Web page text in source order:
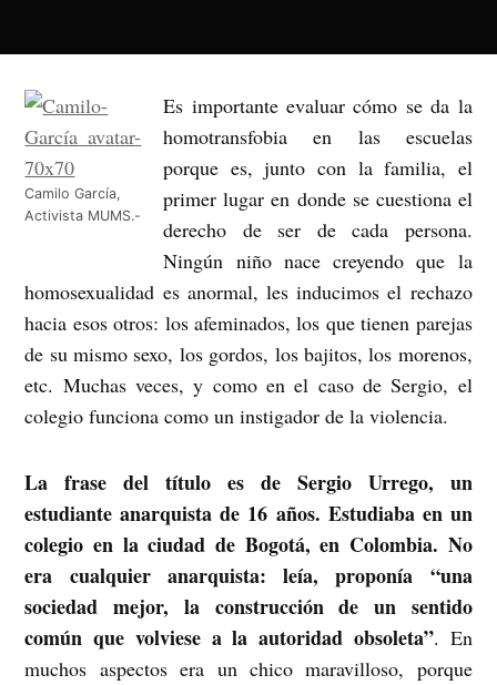
Camilo García,
Activista MUMS.-
Es importante evaluar cómo se da la
homotransfobia en las escuelas
porque es, junto con la familia, el
primer lugar en donde se cuestiona el
derecho de ser de cada persona.
Ningún niño nace creyendo que la
homosexualidad es anormal, les inducimos el rechazo
hacia esos otros: los afeminados, los que tienen parejas
de su mismo sexo, los gordos, los bajitos, los morenos,
etc. Muchas veces, y como en el caso de Sergio, el
colegio funciona como un instigador de la violencia.
La frase del título es de Sergio Urrego, un
estudiante anarquista de 16 años. Estudiaba en un
colegio en la ciudad de Bogotá, en Colombia. No
era cualquier anarquista: leía, proponía “una
sociedad mejor, la construcción de un sentido
común que volviese a la autoridad obsoleta”. En
muchos aspectos era un chico maravilloso, porque